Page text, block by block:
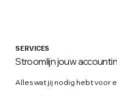
SERVICES
Stroomlijn jouw
Alles wat jij nodig hebt voor